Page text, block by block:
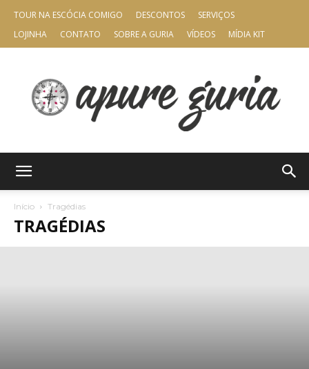
TOUR NA ESCÓCIA COMIGO DESCONTOS
SERVIÇOS
LOJINHA
CONTATO SOBRE A GURIA VÍDEOS MÍDIA KIT
Guria
Início Tragédias
TRAGÉDIAS